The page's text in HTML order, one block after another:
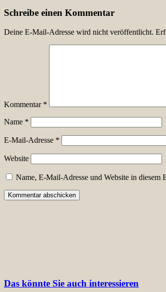
Schreibe einen Kommentar
Deine E-Mail-Adresse wird nicht veröffentlicht.
Kommentar *
Name *
E-Mail-Adresse *
Website
Name, E-Mail-Adresse und Website in diesem
Das könnte Sie auch interessieren